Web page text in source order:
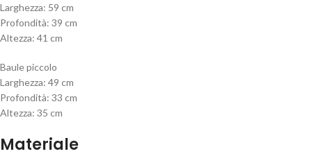
Larghezza: 59 cm
Profondità: 39 cm
Altezza: 41 cm
Baule piccolo
Larghezza: 49 cm
Profondità: 33 cm
Altezza: 35 cm
Materiale